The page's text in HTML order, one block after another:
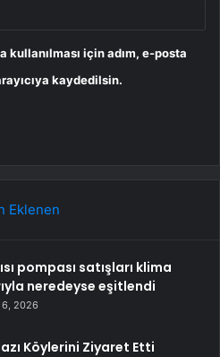
kullanılması için adım, e-posta
kaydedilsin.
Eklenen
pompası satışları klima
neredeyse eşitlendi
2026
Köylerini Ziyaret Etti